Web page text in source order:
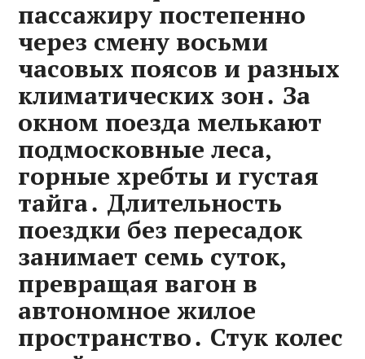
пассажиру постепенно
через смену восьми
часовых поясов и разных
климатических зон․ За
окном поезда мелькают
подмосковные леса‚
горные хребты и густая
тайга․ Длительность
поездки без пересадок
занимает семь суток‚
превращая вагон в
автономное жилое
пространство․ Стук колес